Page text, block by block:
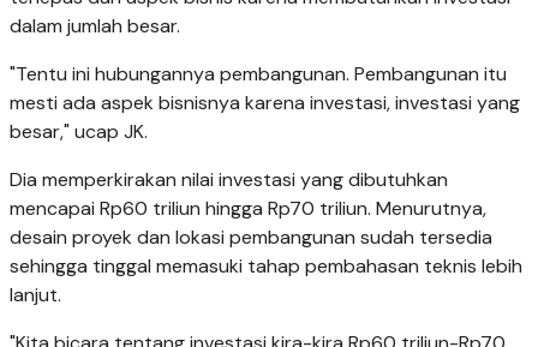
dalam jumlah besar.
"Tentu ini hubungannya pembangunan. Pembangunan itu
mesti ada aspek bisnisnya karena investasi, investasi yang
besar," ucap JK.
Dia memperkirakan nilai investasi yang dibutuhkan
mencapai Rp60 triliun hingga Rp70 triliun. Menurutnya,
desain proyek dan lokasi pembangunan sudah tersedia
sehingga tinggal memasuki tahap pembahasan teknis lebih
lanjut.